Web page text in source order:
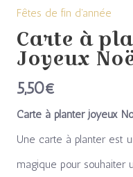
Fêtes de fin d'année
Carte à
Joyeux
5,50€
Carte à planter joyeux
Une carte à planter est
magique pour souhaiter